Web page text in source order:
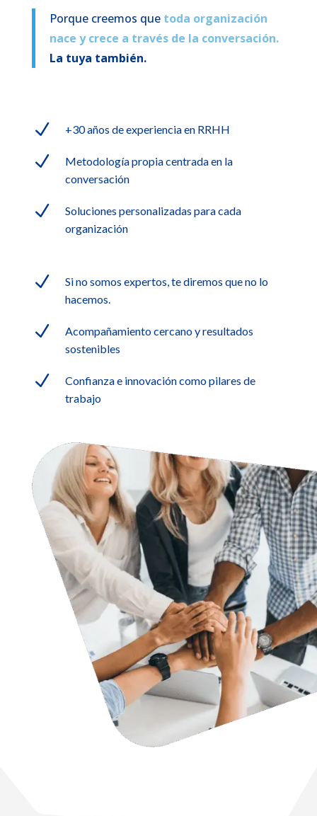
Porque creemos que toda organización
nace y crece a través de la conversación.
La tuya también.
N +30 años de experiencia en RRHH
N
Metodología propia centrada en la
conversación
N
Soluciones personalizadas para cada
organización
N
Si no somos expertos, te diremos que no lo
hacemos.
N
Acompañamiento cercano y resultados
sostenibles
N
Confianza e innovación como pilares de
trabajo